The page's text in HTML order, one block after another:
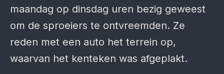
maandag op dinsdag uren bezig geweest
om de sproeiers te ontvreemden. Ze
reden met een auto het terrein op,
waarvan het kenteken was afgeplakt.